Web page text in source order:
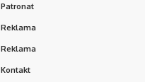
Patronat
Reklama
Reklama
Kontakt